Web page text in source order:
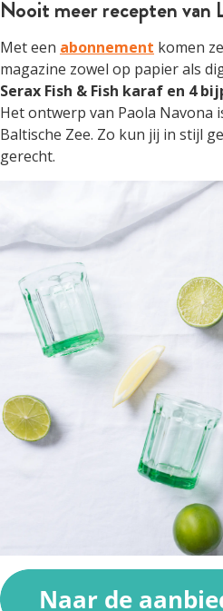
Nooit meer recepten van
Met een abonnement komen
magazine zowel op papier als
Serax Fish & Fish karaf en 4
Het ontwerp van Paola Navona
Baltische Zee. Zo kun jij in stijl
gerecht.